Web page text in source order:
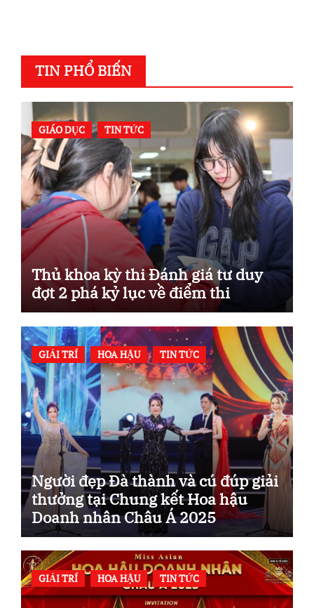
TIN PHỔ BIẾN
GIÁO DỤC TIN TỨC
Thủ khoa kỳ thi Đánh giá tư duy
đợt 2 phá kỷ lục về điểm thi
GIẢI TRÍ HOA HẬU TIN TỨC
Người đẹp Đà thành và cú đúp giải
thưởng tại Chung kết Hoa hậu
Doanh nhân Châu Á 2025
GIẢI TRÍ HOA HẬU TIN TỨC